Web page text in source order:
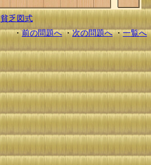
貧乏図式
・前の問題へ・次の問題へ・一覧へ